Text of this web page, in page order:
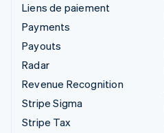
Liens de paiement
Payments
Payouts
Radar
Revenue Recognition
Stripe Sigma
Stripe Tax